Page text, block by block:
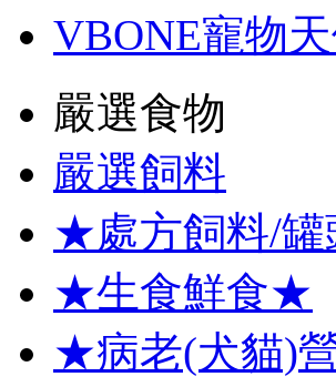
VBONE寵物
嚴選食物
嚴選飼料
★處方飼料/
★生食鮮食★
★病老(犬貓)